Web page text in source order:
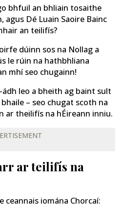
bhfuil an bhliain tosaithe
agus Dé Luain Saoire Bainc
an teilifís?
dúinn sos na Nollag a
le rúin na hathbhliana
mhí seo chugainn!
leo a bheith ag baint sult
– seo chugat scoth na
ar theilifís na hÉireann inniu.
ar teilifís na
ceannais iomána Chorcaí: